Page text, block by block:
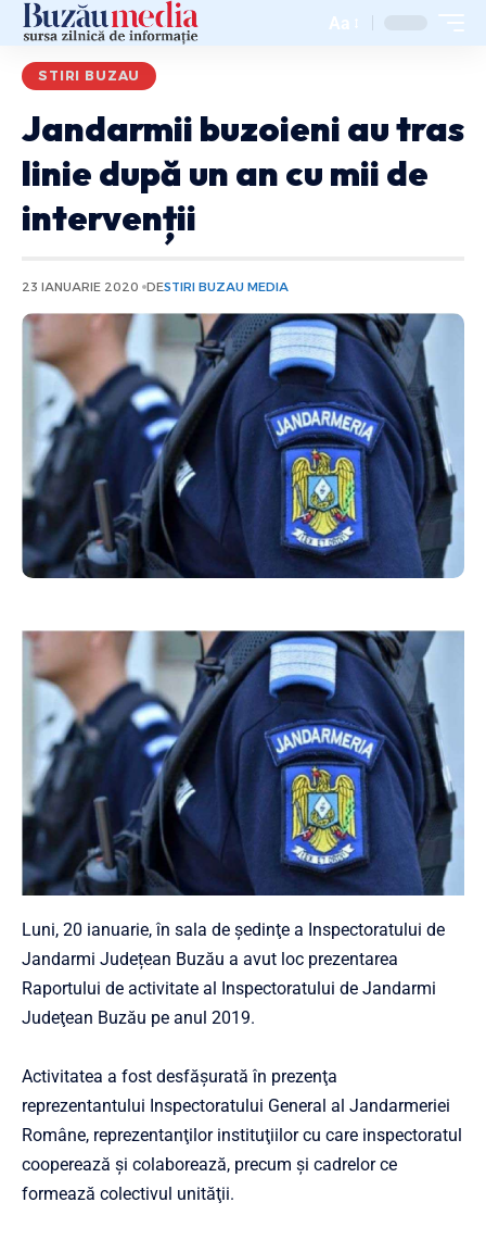
Aa
STIRI BUZAU
Jandarmii buzoieni au tras
linie după un an cu mii de
intervenții
23 IANUARIE 2020 DESTIRI BUZAU MEDIA
Luni, 20 ianuarie, în sala de ședinţe a Inspectoratului de
Jandarmi Județean Buzău a avut loc prezentarea
Raportului de activitate al Inspectoratului de Jandarmi
Judeţean Buzău pe anul 2019.
Activitatea a fost desfășurată în prezenţa
reprezentantului Inspectoratului General al Jandarmeriei
Române, reprezentanţilor instituţiilor cu care inspectoratul
cooperează şi colaborează, precum şi cadrelor ce
formează colectivul unităţii.